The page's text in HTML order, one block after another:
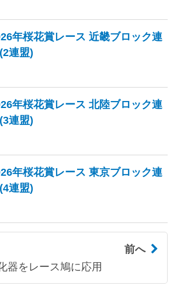
年桜花賞レース 近畿ブロック連
連盟)
年桜花賞レース 北陸ブロック連
連盟)
年桜花賞レース 東京ブロック連
連盟)
前へ
器をレース鳩に応用